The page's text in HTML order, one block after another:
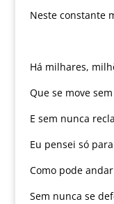
Neste constante
Há milhares,
Que se move
E sem nunca
Eu pensei só
Como pode
Sem nunca se